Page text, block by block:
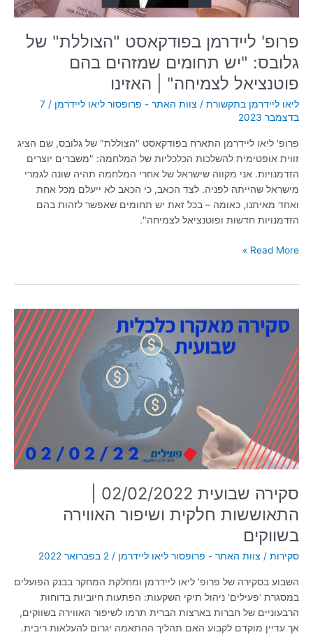
פרופ' ליידרמן בפודקאסט "הצוללת" של
גלובס: "יש תחומים שמזהים בהם
פוטנציאל לצמיחה" | האזינו
ליאו ליידרמן בתקשורת / צוות האתר - פרופסור ליאו ליידרמן /
7
בדצמבר 2023
פרופ' ליאו ליידרמן התארח בפודקאסט "הצוללת" של גלובס, שם הציג
זווית אופטימית להשלכות הכלכליות של המלחמה: "משברים יוצרים
הזדמנויות. אני מקווה שישראל של אחרי המלחמה תהיה שונה לגמרי
מישראל שהייתה לפניה. לצד הכאב, כי הכאב לא ייעלם מכל אחת
ואחד מאיתנו, כאומה – בכל זאת יש תחומים שאפשר לזהות בהם
הזדמנויות חדשות ופוטנציאל לצמיחה".
פוטנציאל
לצמיחה"
|
האזינו
Read More »
התאוששות חלקית ושיפור האווירה
בשווקים
סקירות / צוות האתר - פרופסור ליאו ליידרמן / 2 בפברואר 2022
השבוע בסקירה של פרופ’ ליאו ליידרמן ומחלקת המחקר בבנק הפועלים
במסגרת ‘פעילים’ ניהול תיקי השקעות: הפתעות חיוביות בדוחות
הרבעוניים של חברות בארצות הברית תרמו לשיפור האווירה בשווקים,
אך עדיין מוקדם לקבוע האם תהליך ההתאמה יגרום להעלאות ריבית.
שבועית
02/02/2022
|
התאוששות
חלקית
ושיפור
האווירה
בשווקים